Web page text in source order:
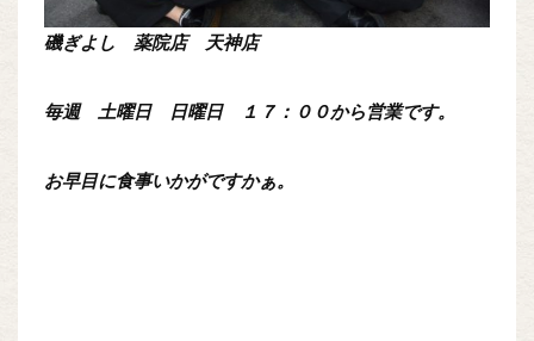
磯ぎよし 薬院店 天神店
毎週 土曜日 日曜日 １７：００から営業です。
お早目に食事いかがですかぁ。